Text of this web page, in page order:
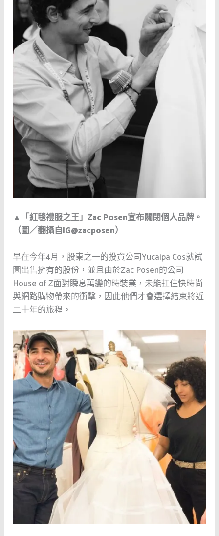
▲「紅毯禮服之王」Zac Posen宣布關閉個人品牌。
（圖／翻攝自IG@zacposen）
早在今年4月，股東之一的投資公司Yucaipa Cos就試
圖出售擁有的股份，並且由於Zac Posen的公司
House of Z面對瞬息萬變的時裝業，未能扛住快時尚
與網路購物帶來的衝擊，因此他們才會選擇結束將近
二十年的旅程。